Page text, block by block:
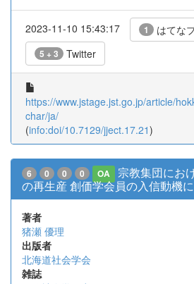
2023-11-10 15:43:17 1 はてな
5 + 3 Twitter
https://www.jstage.jst.go.jp/article/
char/ja/
(info:doi/10.7129/jject.17.21)
6 0 0 0 OA
宗教集団にお
の再生産 創価学会員の入信動機
著者
猪瀬 優理
出版者
北海道社会学会
雑誌